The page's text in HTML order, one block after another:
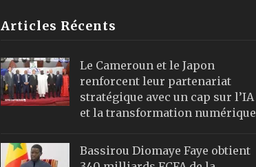
Articles Récents
Le Cameroun et le Japon
renforcent leur partenariat
stratégique avec un cap sur l’IA
et la transformation numérique
Bassirou Diomaye Faye obtient